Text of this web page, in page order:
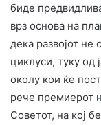
биде
врз основа на
дека развојот не
циклуси, туку од
околу кои ќе
рече премиерот
Советот, на кој